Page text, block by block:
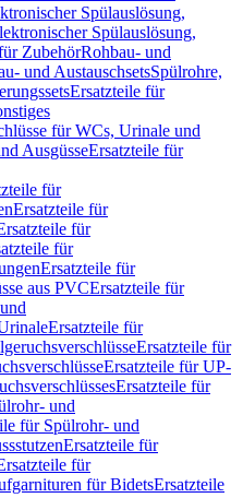
Spülauslösung,
Spülauslösung,
ZubehörRohbau- und
und AustauschsetsSpülrohre,
Ersatzteile für
für WCs, Urinale und
AusgüsseErsatzteile für
für
Ersatzteile für
für
für
Ersatzteile für
aus PVCErsatzteile für
Ersatzteile für
Ersatzteile für
Ersatzteile für UP-
Ersatzteile für
und
für Spülrohr- und
Ersatzteile für
für
für BidetsErsatzteile